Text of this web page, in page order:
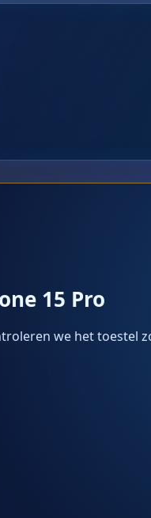
15 Pro
we het toestel